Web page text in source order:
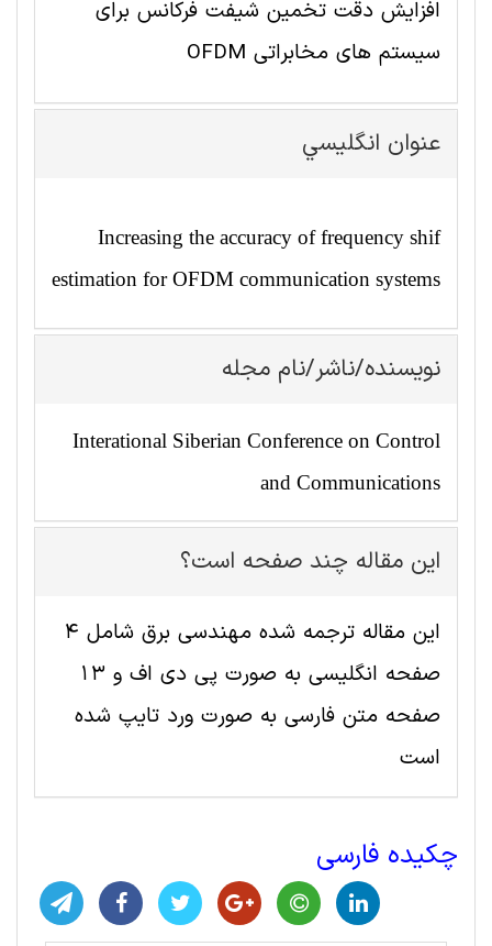
افزایش دقت تخمین شیفت فرکانس برای
سیستم های مخابراتی OFDM
عنوان انگليسي
Increasing the accuracy of frequency shif
estimation for OFDM communication systems
نویسنده/ناشر/نام مجله
Interational Siberian Conference on Control
and Communications
این مقاله چند صفحه است؟
این مقاله ترجمه شده مهندسی برق شامل 4
صفحه انگلیسی به صورت پی دی اف و 13
صفحه متن فارسی به صورت ورد تایپ شده
است
چکیده فارسی